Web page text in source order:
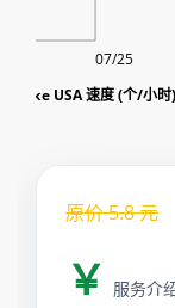
赞Like USA 速度 (个/小时)
07/25
原价5.8元
￥ 服务介